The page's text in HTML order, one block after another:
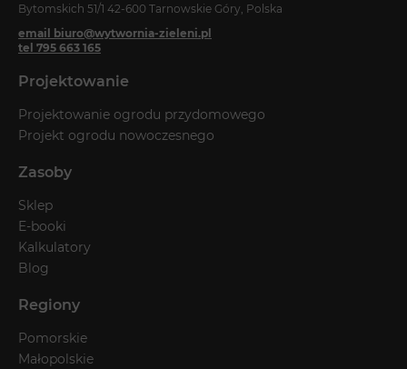
Bytomskich 51/1 42-600 Tarnowskie Góry, Polska
email biuro@wytwornia-zieleni.pl
tel 795 663 165
Projektowanie
Projektowanie ogrodu przydomowego
Projekt ogrodu nowoczesnego
Zasoby
Sklep
E-booki
Kalkulatory
Blog
Regiony
Pomorskie
Małopolskie